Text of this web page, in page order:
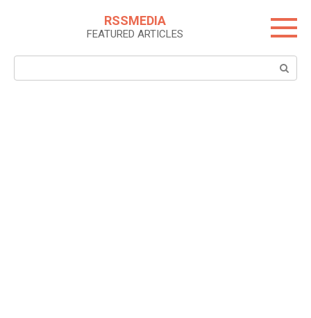
RSSMEDIA
FEATURED ARTICLES
Search: